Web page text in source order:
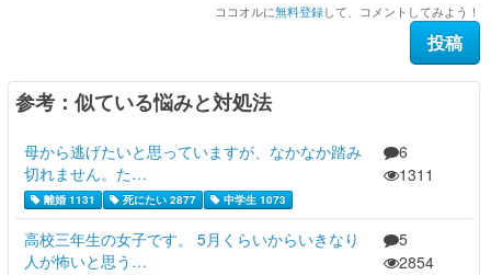
ココオルに無料登録して、コメントしてみよう！
参考：似ている悩みと対処法
母から逃げたいと思っていますが、なかなか踏み
切れません。た…
離婚 1131 死にたい 2877 中学生 1073
6
1311
高校三年生の女子です。 5月くらいからいきなり
人が怖いと思う…
5
2854